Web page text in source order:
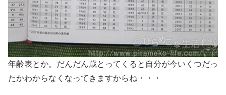
年齢表とか。だんだん歳とってくると自分が今いくつだっ
たかわからなくなってきますからね・・・